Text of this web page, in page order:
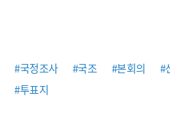
#국정조사 #국조 #본회의 #
#투표지